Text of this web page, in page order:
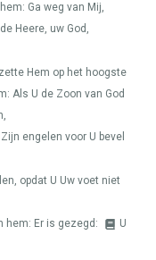
Ga weg van Mij,
Heere, uw God,
Hem op het hoogste
Als U de Zoon van God
engelen voor U bevel
opdat U Uw voet niet
hem: Er is gezegd:
U